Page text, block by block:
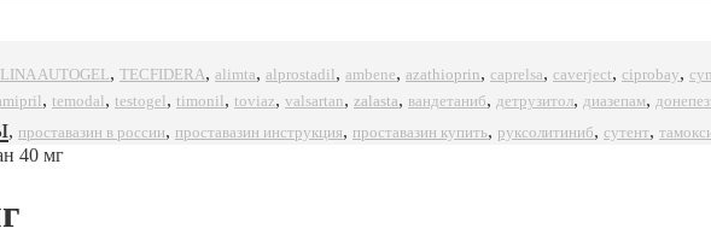
AUTOGEL, TECFIDERA, alimta, alprostadil, ambene, azathioprin, caprelsa, caverject, ciprobay,
, temodal , testogel , timonil, toviaz, valsartan, zalasta, вандетаниб, детрузитол, диазепам,
, проставазин в россии, проставазин инструкция, проставазин купить, руксолитиниб, сутент,
40 мг